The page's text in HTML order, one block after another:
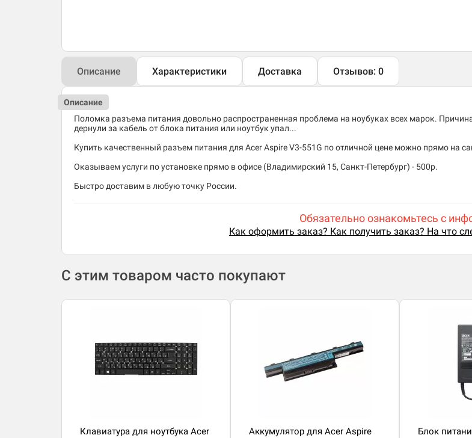
Описание Характеристики Доставка Отзывов: 0
Описание
Поломка разъема питания довольно распространенная проблема на ноубуках всех марок.
дернули за кабель от блока питания или ноутбук упал...
Купить качественный разъем питания для Acer Aspire V3-551G по отличной цене можно прямо на
Оказываем услуги по установке прямо в офисе (Владимирский 15, Санкт-Петербург) - 500р.
Быстро доставим в любую точку России.
Обязательно ознакомьтесь с
Как оформить заказ? Как получить заказ? На что
С этим товаром часто покупают
Клавиатура для ноутбука Acer
Аккумулятор для Acer Aspire
Блок